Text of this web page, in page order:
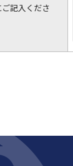
記入くださ